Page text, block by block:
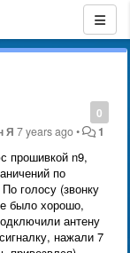
0
Я 7 years ago• 1
прошивкой n9,
по
голосу (звонку
было хорошо,
антену
нажали 7